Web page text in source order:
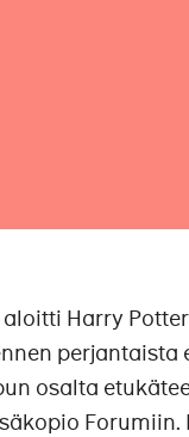
Harry
perjantaista
osalta
Forumiin.